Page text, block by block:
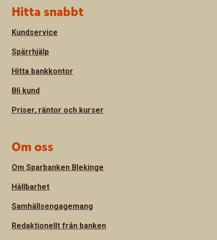
Sidfot
Hitta snabbt
Kundservice
Spärrhjälp
Hitta bankkontor
Bli kund
Priser, räntor och kurser
Om oss
Om Sparbanken Blekinge
Hållbarhet
Samhällsengagemang
Redaktionellt från banken